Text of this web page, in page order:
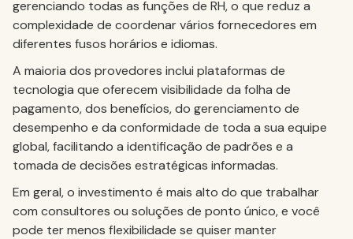
gerenciando todas as funções de RH, o que reduz a
complexidade de coordenar vários fornecedores em
diferentes fusos horários e idiomas.
A maioria dos provedores inclui plataformas de
tecnologia que oferecem visibilidade da folha de
pagamento, dos benefícios, do gerenciamento de
desempenho e da conformidade de toda a sua equipe
global, facilitando a identificação de padrões e a
tomada de decisões estratégicas informadas.
Em geral, o investimento é mais alto do que trabalhar
com consultores ou soluções de ponto único, e você
pode ter menos flexibilidade se quiser manter